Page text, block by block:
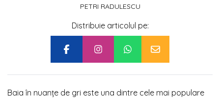
PETRI RADULESCU
Distribuie articolul pe:
Baia în nuanțe de gri este una dintre cele mai populare